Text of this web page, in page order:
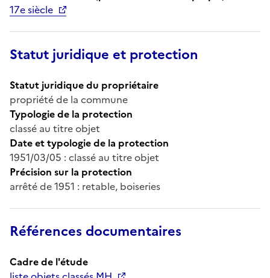
17e siècle
Statut juridique et protection
Statut juridique du propriétaire
propriété de la commune
Typologie de la protection
classé au titre objet
Date et typologie de la protection
1951/03/05 : classé au titre objet
Précision sur la protection
arrêté de 1951 : retable, boiseries
Références documentaires
Cadre de l'étude